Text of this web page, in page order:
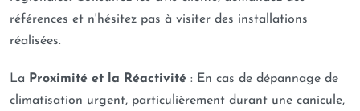
références et n'hésitez pas à visiter des installations
réalisées.
La Proximité et la Réactivité : En cas de dépannage de
climatisation urgent, particulièrement durant une canicule,